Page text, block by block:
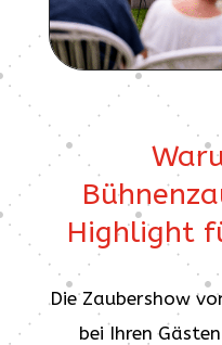
Highlight
Die Zaubershow
bei Ihren